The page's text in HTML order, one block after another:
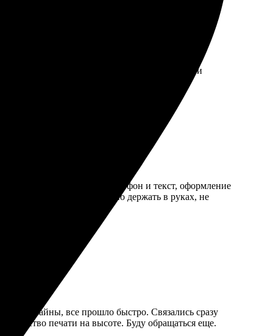
порадовал, заказ пришёл в срок. Качество
всем, кто ценит индивидуальность и
выбрал шаблон. Подобрал фон и текст, оформление
Открытки приятно держать в руках, не
дизайны, все прошло быстро. Связались сразу
качество печати на высоте. Буду обращаться еще.